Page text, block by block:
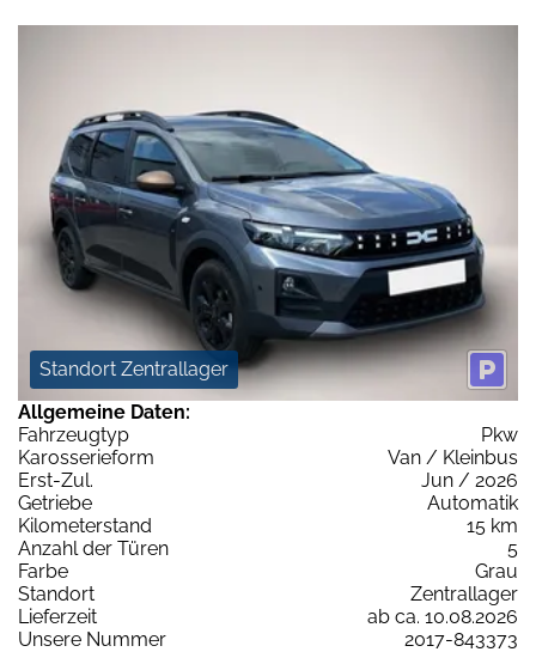
Standort Zentrallager
Allgemeine Daten:
Fahrzeugtyp
Pkw
Karosserieform
Van / Kleinbus
Erst-Zul.
Jun / 2026
Getriebe
Automatik
Kilometerstand
15 km
Anzahl der Türen
5
Farbe
Grau
Standort
Zentrallager
Lieferzeit
ab ca. 10.08.2026
Unsere Nummer
2017-843373